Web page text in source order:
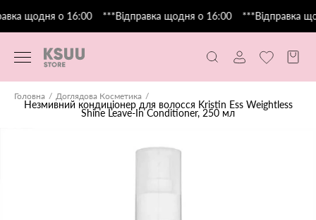
щодня о 16:00 ***Відправка щодня о 16:00 ***Відправка
Головна Доглядова Косметика
Незмивний кондиціонер для волосся Kristin Ess Weightless
Shine Leave-In Conditioner, 250 мл